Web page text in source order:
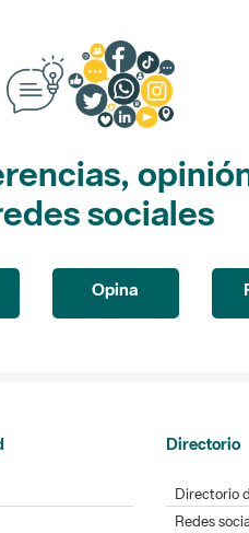
sociales
Opina
Directorio
Directorio
Redes